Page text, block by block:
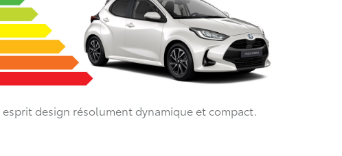
design résolument dynamique et compact.